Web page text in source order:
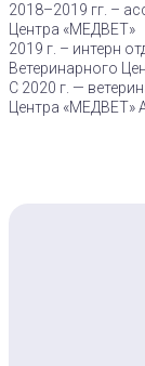
2018–2019 гг. –
Центра «МЕДВЕТ»
2019 г. – интерн
Ветеринарного
С 2020 г. —
Центра «МЕДВЕТ»